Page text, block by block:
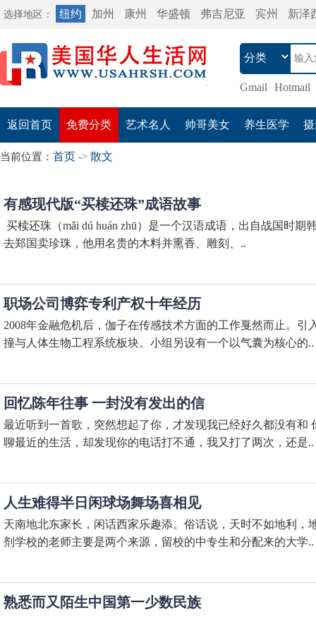
选择地区： 纽约 加州 康州 华盛顿 弗吉尼亚 宾州 新泽
Gmail Hotmail
返回首页 免费分类 艺术名人 帅哥美女 养生医学
当前位置： 首页 -> 散文
有感现代版“买椟还珠”成语故事
买椟还珠（mǎi dú huán zhū）是一个汉语成语，出自战国时
去郑国卖珍珠，他用名贵的木料并熏香、雕刻、..
职场公司博弈专利产权十年经历
2008年金融危机后，伽子在传感技术方面的工作戛然而止。
撞与人体生物工程系统板块。小组另设有一个以气囊为核心的..
回忆陈年往事 一封没有发出的信
最近听到一首歌，突然想起了你，才发现我已经好久都没有
聊最近的生活，却发现你的电话打不通，我又打了两次，还是..
人生难得半日闲球场舞场喜相见
天南地北东家长，闲话西家乐趣添。俗话说，天时不如地利
剂学校的老师主要是两个来源，留校的中专生和分配来的大学..
熟悉而又陌生中国第一少数民族